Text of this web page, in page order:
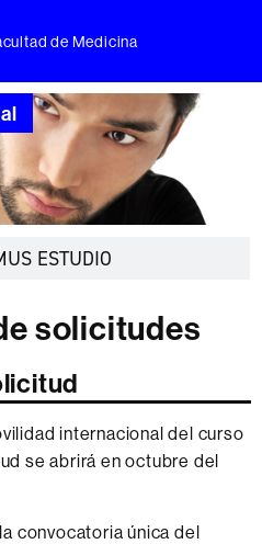
de Medicina
ESTUDIO
solicitudes
internacional del curso
se abrirá en octubre del
convocatoria única del